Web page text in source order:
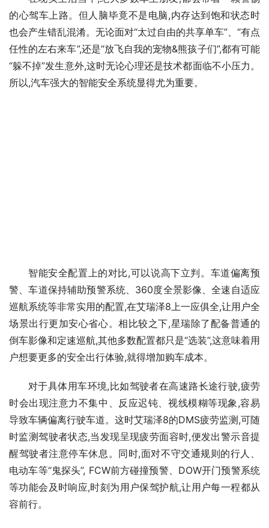
的心驾车上路。但人脑毕竟不是电脑,内存达到饱和状态时
也会产生错乱混淆。无论面对“太过自由的共享单车”、“有点
任性的左右来车”,还是“放飞自我的宠物&熊孩子们”,都有可能
“躲不掉”发生意外,这时无论心理还是技术都面临不小压力。
所以,汽车强大的智能安全系统显得尤为重要。
智能安全配置上的对比,可以说高下立判。车道偏离预
警、车道保持辅助预警系统、360度全景影像、全速自适应
巡航系统等非常实用的配置,在艾瑞泽8上一应俱全,让用户全
场景出行更加安心省心。相比较之下,星瑞除了配备普通的
倒车影像和定速巡航,其他多数配置都只是“选装”,这意味着用
户想要更多的安全出行体验,就得增加购车成本。
对于具体用车环境,比如驾驶者在高速路长途行驶,疲劳
时会出现注意力不集中、反应迟钝、视线模糊等现象,容易
导致车辆偏离行驶车道。这时艾瑞泽8的DMS疲劳监测,可随
时监测驾驶者状态,当发现呈现疲劳面容时,便发出警示音提
醒驾驶者注意停车休息。同时,面对不守交通规则的行人、
电动车等“鬼探头”, FCW前方碰撞预警、DOW开门预警系统
等功能会及时响应,时刻为用户保驾护航,让用户每一程都从
容前行。